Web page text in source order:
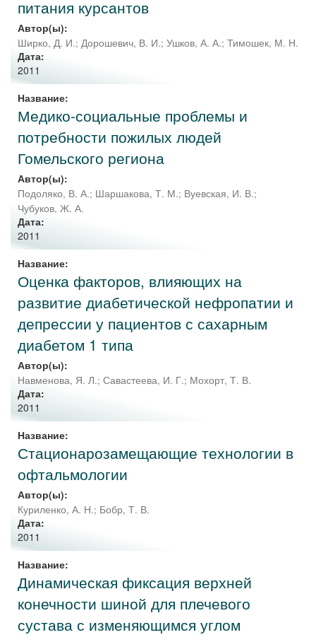
питания курсантов
Автор(ы):
Ширко, Д. И.; Дорошевич, В. И.; Ушков, А. А.; Тимошек, М. Н.
Дата:
2011
Название:
Медико-социальные проблемы и
потребности пожилых людей
Гомельского региона
Автор(ы):
Подоляко, В. А.; Шаршакова, Т. М.; Вуевская, И. В.;
Чубуков, Ж. А.
Дата:
2011
Название:
Оценка факторов, влияющих на
развитие диабетической нефропатии и
депрессии у пациентов с сахарным
диабетом 1 типа
Автор(ы):
Навменова, Я. Л.; Савастеева, И. Г.; Мохорт, Т. В.
Дата:
2011
Название:
Стационарозамещающие технологии в
офтальмологии
Автор(ы):
Куриленко, А. Н.; Бобр, Т. В.
Дата:
2011
Название:
Динамическая фиксация верхней
конечности шиной для плечевого
сустава с изменяющимся углом